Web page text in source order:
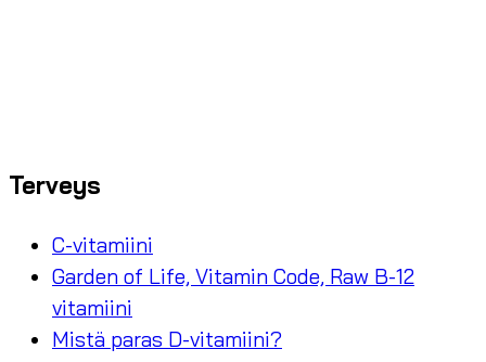
Terveys
C-vitamiini
Garden of Life, Vitamin Code, Raw B-12
vitamiini
Mistä paras D-vitamiini?